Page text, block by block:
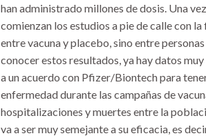
han administrado millones de dosis. Una
comienzan los estudios a pie de calle con
entre vacuna y placebo, sino entre
conocer estos resultados, ya hay datos
a un acuerdo con Pfizer/Biontech para
enfermedad durante las campañas de
hospitalizaciones y muertes entre la
va a ser muy semejante a su eficacia, es